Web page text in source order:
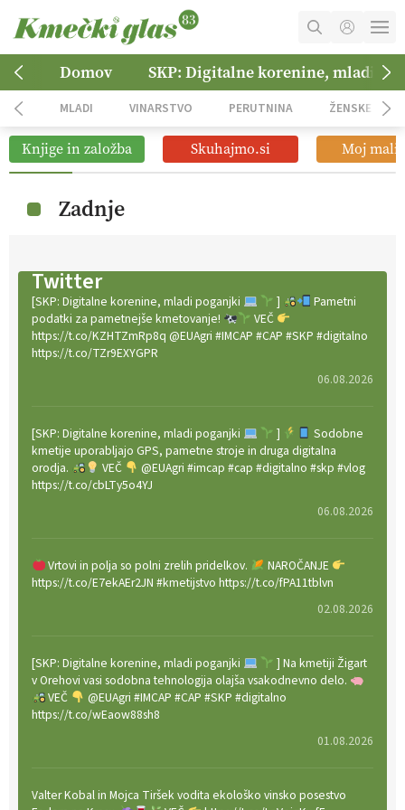
MOJ RAČUN
NAROČITE SE
OGLASNO TRŽENJE
Domov SKP: Digitalne korenine, mladi
MLADI VINARSTVO PERUTNINA ŽENSKE
Knjige in založba Skuhajmo.si Moj mali
Zadnje
Twitter
[SKP: Digitalne korenine, mladi poganjki ]
Pametni
podatki za pametnejše kmetovanje!
VEČ
https://t.co/KZHTZmRp8q @EUAgri #IMCAP #CAP #SKP #digitalno
https://t.co/TZr9EXYGPR
06.08.2026
[SKP: Digitalne korenine, mladi poganjki ]
Sodobne
kmetije uporabljajo GPS, pametne stroje in druga digitalna
orodja.
VEČ
@EUAgri #imcap #cap #digitalno #skp #vlog
https://t.co/cbLTy5o4YJ
06.08.2026
Vrtovi in polja so polni zrelih pridelkov.
NAROČANJE
https://t.co/E7ekAEr2JN #kmetijstvo https://t.co/fPA11tblvn
02.08.2026
[SKP: Digitalne korenine, mladi poganjki
] Na kmetiji Žigart
v Orehovi vasi sodobna tehnologija olajša vsakodnevno delo.
VEČ
@EUAgri #IMCAP #CAP #SKP #digitalno
https://t.co/wEaow88sh8
01.08.2026
Valter Kobal in Mojca Tiršek vodita ekološko vinsko posestvo